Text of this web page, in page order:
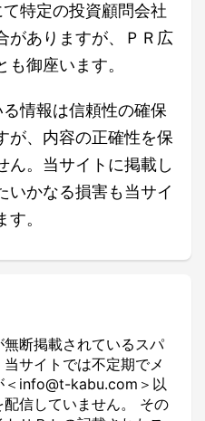
特定の投資顧問会社
がありますが、ＰＲ広
御座います。
情報は信頼性の確保
が、内容の正確性を保
ん。当サイトに掲載し
いかなる損害も当サイ
。
断掲載されているスパ
サイトでは不定期でメ
＜info@t-kabu.com＞以
信していません。 その